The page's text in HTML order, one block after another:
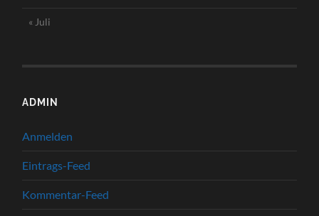
« Juli
ADMIN
Anmelden
Eintrags-Feed
Kommentar-Feed